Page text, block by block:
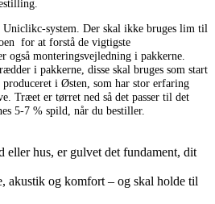
system. Der skal ikke bruges lim til
for at forstå de vigtigste
også monteringsvejledning i pakkerne.
i pakkerne, disse skal bruges som start
i Østen, som har stor erfaring
Træet er tørret ned så det passer til det
5-7 % spild, når du bestiller.
eller hus, er gulvet det fundament, dit
akustik og komfort – og skal holde til